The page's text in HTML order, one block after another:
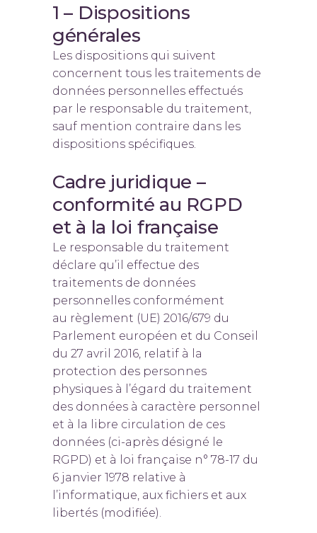
1 – Dispositions
générales
Les dispositions qui suivent
concernent tous les traitements de
données personnelles effectués
par le responsable du traitement,
sauf mention contraire dans les
dispositions spécifiques.
Cadre juridique –
conformité au RGPD
et à la loi française
Le responsable du traitement
déclare qu’il effectue des
traitements de données
personnelles conformément
au règlement (UE) 2016/679 du
Parlement européen et du Conseil
du 27 avril 2016, relatif à la
protection des personnes
physiques à l’égard du traitement
des données à caractère personnel
et à la libre circulation de ces
données (ci-après désigné le
RGPD) et à loi française n° 78-17 du
6 janvier 1978 relative à
l’informatique, aux fichiers et aux
libertés (modifiée).